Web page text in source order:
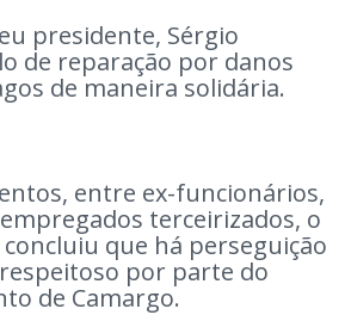
presidente, Sérgio
de reparação por danos
de maneira solidária.
entre ex-funcionários,
terceirizados, o
que há perseguição
por parte do
de Camargo.